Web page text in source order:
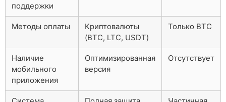
поддержки
Методы оплаты
Криптовалюты
(BTC, LTC, USDT)
Только BTC
Наличие
мобильного
приложения
Оптимизированная
версия
Отсутствует